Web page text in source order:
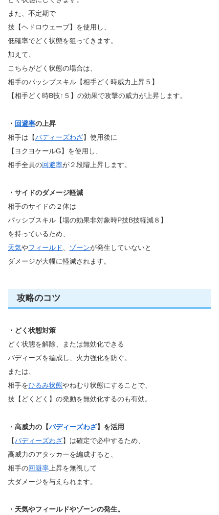
また、不定期で
技【ヘドロウェーブ】を使用し、
低確率でどく状態を狙ってきます。
加えて、
こちらがどく状態の場合は、
相手のパッシブスキル【相手どく時威力上昇５】
【相手どく時B技↑５】の効果で攻撃の威力が上昇します。
・ 回避率の上昇
相手は【バディーズわざ】使用後に
【ヨクヨケールG】を使用し、
相手全員の回避率が２段階上昇します。
・サイドのダメージ軽減
相手のサイドの２体は
パッシブスキル【場の効果非対象時P技B技軽減８】
を持っているため、
天気やフィールド ゾーンが発生していないと
ダメージが大幅に軽減されます。
攻略のコツ
・どく状態対策
どく状態を解除、または無効化できる
バディーズを編成し、火力強化を防ぐ。
または、
相手をひるみ状態やねむり状態にすることで、
技【どくどく】の発動を無効化するのも有効。
・高威力の【バディーズわざ】を活用
【バディーズわざ】は確定で必中するため、
高威力のアタッカーを編成すると、
相手の回避率 上昇を無視して
大ダメージを与えられます。
・天気やフィールドやゾーンの発生。